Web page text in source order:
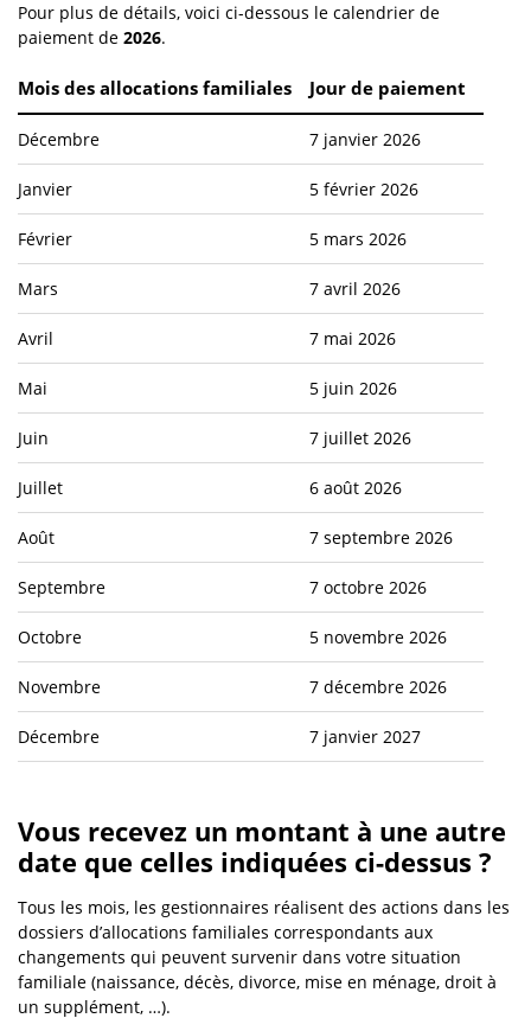
Pour plus de détails, voici ci-dessous le calendrier de
paiement de 2026.
Mois des allocations familiales Jour de paiement
Décembre 7 janvier 2026
Janvier 5 février 2026
Février 5 mars 2026
Mars 7 avril 2026
Avril 7 mai 2026
Mai 5 juin 2026
Juin 7 juillet 2026
Juillet 6 août 2026
Août 7 septembre 2026
Septembre 7 octobre 2026
Octobre 5 novembre 2026
Novembre 7 décembre 2026
Décembre 7 janvier 2027
Vous recevez un montant à une autre
date que celles indiquées ci-dessus ?
Tous les mois, les gestionnaires réalisent des actions dans les
dossiers d’allocations familiales correspondants aux
changements qui peuvent survenir dans votre situation
familiale (naissance, décès, divorce, mise en ménage, droit à
un supplément, …).